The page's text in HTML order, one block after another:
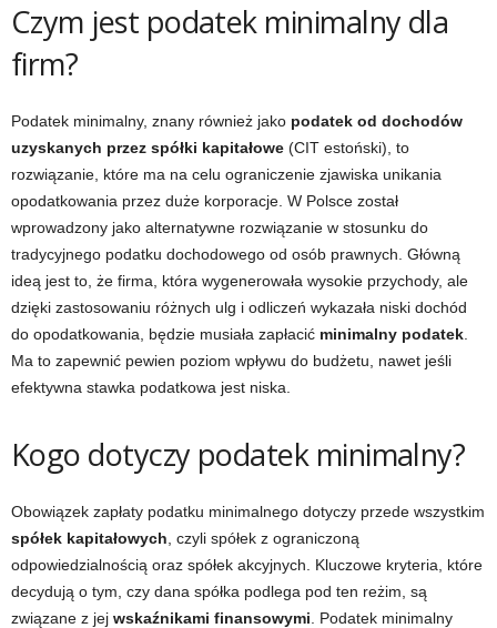
Czym jest podatek minimalny dla
firm?
Podatek minimalny, znany również jako podatek od dochodów
uzyskanych przez spółki kapitałowe (CIT estoński), to
rozwiązanie, które ma na celu ograniczenie zjawiska unikania
opodatkowania przez duże korporacje. W Polsce został
wprowadzony jako alternatywne rozwiązanie w stosunku do
tradycyjnego podatku dochodowego od osób prawnych. Główną
ideą jest to, że firma, która wygenerowała wysokie przychody, ale
dzięki zastosowaniu różnych ulg i odliczeń wykazała niski dochód
do opodatkowania, będzie musiała zapłacić minimalny podatek
Ma to zapewnić pewien poziom wpływu do budżetu, nawet jeśli
efektywna stawka podatkowa jest niska.
Kogo dotyczy podatek minimalny?
Obowiązek zapłaty podatku minimalnego dotyczy przede wszystkim
spółek kapitałowych , czyli spółek z ograniczoną
odpowiedzialnością oraz spółek akcyjnych. Kluczowe kryteria, które
decydują o tym, czy dana spółka podlega pod ten reżim, są
związane z jej wskaźnikami finansowymi . Podatek minimalny